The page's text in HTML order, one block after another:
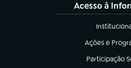
Acesso à
(abre em
Ações e
(abre em nova
Participação
(abre em nova